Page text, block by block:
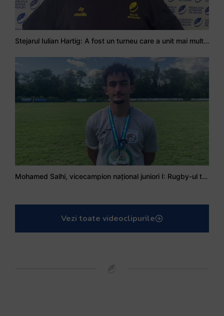
Stejarul Iulian Hartig: A fost un turneu care a unit mai mult echipa
Mohamed Salhi, vicecampion național juniori I: Rugby-ul te învață să accepți și înfrângerile
Vezi toate videoclipurile